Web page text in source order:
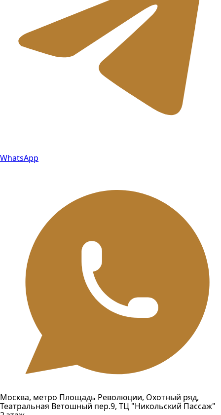
WhatsApp
Москва, метро Площадь Революции, Охотный ряд,
Театральная Ветошный пер.9, ТЦ "Никольский Пассаж"